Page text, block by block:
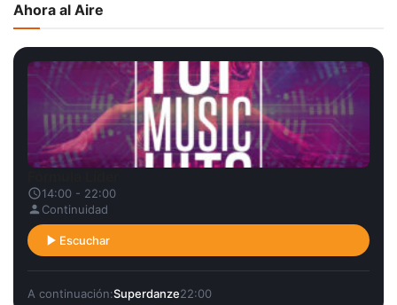
Ahora al Aire
14:00 - 22:00
Continuidad
Escuchar
A continuación:Superdanze22:00